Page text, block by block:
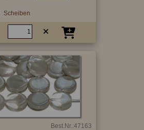
Scheiben
Best.Nr.:47163